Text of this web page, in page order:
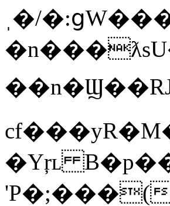
ˌ�/
�Yŗʟ
'P�;���(